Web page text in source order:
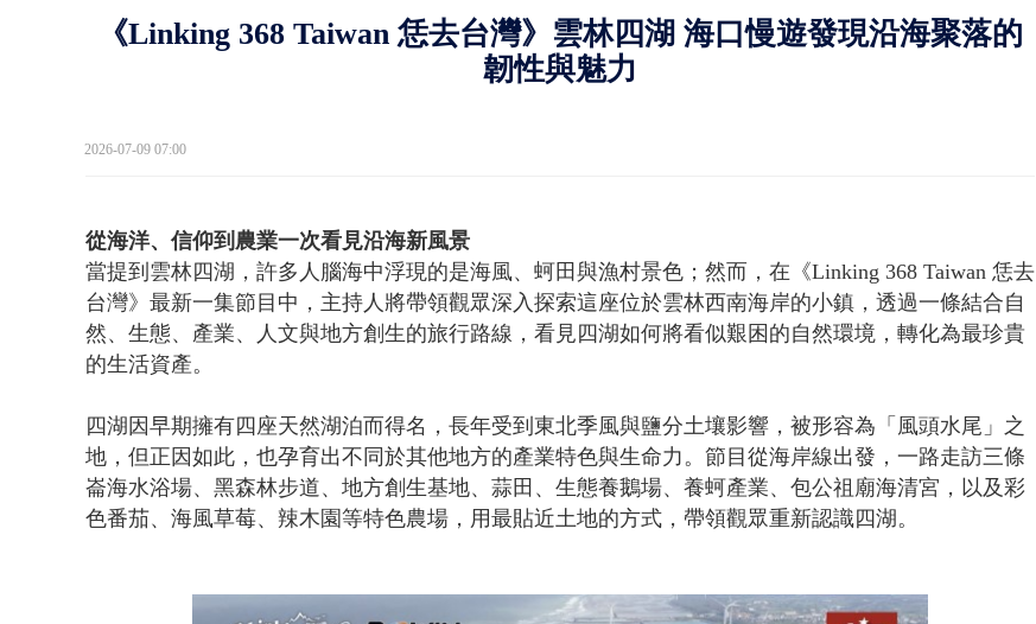
《Linking 368 Taiwan 恁去台灣》雲林四湖 海口慢遊發現沿海聚落的
韌性與魅力
2026-07-09 07:00
從海洋、信仰到農業一次看見沿海新風景
當提到雲林四湖，許多人腦海中浮現的是海風、蚵田與漁村景色；然而，在《Linking 368 Taiwan 恁去
台灣》最新一集節目中，主持人將帶領觀眾深入探索這座位於雲林西南海岸的小鎮，透過一條結合自
然、生態、產業、人文與地方創生的旅行路線，看見四湖如何將看似艱困的自然環境，轉化為最珍貴
的生活資產。
四湖因早期擁有四座天然湖泊而得名，長年受到東北季風與鹽分土壤影響，被形容為「風頭水尾」之
地，但正因如此，也孕育出不同於其他地方的產業特色與生命力。節目從海岸線出發，一路走訪三條
崙海水浴場、黑森林步道、地方創生基地、蒜田、生態養鵝場、養蚵產業、包公祖廟海清宮，以及彩
色番茄、海風草莓、辣木園等特色農場，用最貼近土地的方式，帶領觀眾重新認識四湖。